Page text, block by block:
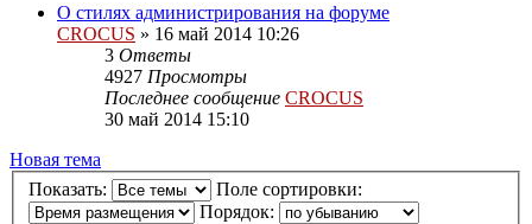
О стилях администрирования на форуме
CROCUS » 16 май 2014 10:26
3 Ответы
4927 Просмотры
Последнее сообщение CROCUS
30 май 2014 15:10
Новая тема
Показать:
Поле сортировки:
Порядок: